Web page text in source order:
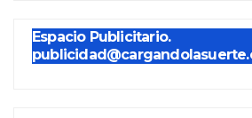
Espacio Publicitario.